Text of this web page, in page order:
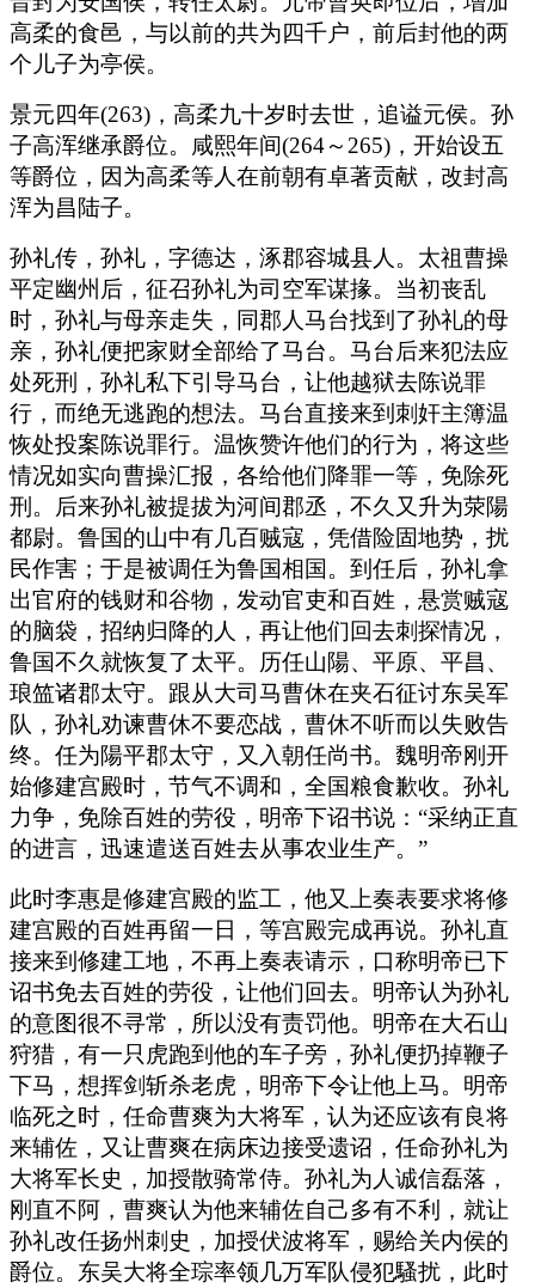
高柔的食邑，与以前的共为四千户，前后封他的两
个儿子为亭侯。
景元四年(263)，高柔九十岁时去世，追谥元侯。孙
子高浑继承爵位。咸熙年间(264～265)，开始设五
等爵位，因为高柔等人在前朝有卓著贡献，改封高
浑为昌陆子。
孙礼传，孙礼，字德达，涿郡容城县人。太祖曹操
平定幽州后，征召孙礼为司空军谋掾。当初丧乱
时，孙礼与母亲走失，同郡人马台找到了孙礼的母
亲，孙礼便把家财全部给了马台。马台后来犯法应
处死刑，孙礼私下引导马台，让他越狱去陈说罪
行，而绝无逃跑的想法。马台直接来到刺奸主簿温
恢处投案陈说罪行。温恢赞许他们的行为，将这些
情况如实向曹操汇报，各给他们降罪一等，免除死
刑。后来孙礼被提拔为河间郡丞，不久又升为荥陽
都尉。鲁国的山中有几百贼寇，凭借险固地势，扰
民作害；于是被调任为鲁国相国。到任后，孙礼拿
出官府的钱财和谷物，发动官吏和百姓，悬赏贼寇
的脑袋，招纳归降的人，再让他们回去刺探情况，
鲁国不久就恢复了太平。历任山陽、平原、平昌、
琅笽诸郡太守。跟从大司马曹休在夹石征讨东吴军
队，孙礼劝谏曹休不要恋战，曹休不听而以失败告
终。任为陽平郡太守，又入朝任尚书。魏明帝刚开
始修建宫殿时，节气不调和，全国粮食歉收。孙礼
力争，免除百姓的劳役，明帝下诏书说：“采纳正直
的进言，迅速遣送百姓去从事农业生产。”
此时李惠是修建宫殿的监工，他又上奏表要求将修
建宫殿的百姓再留一日，等宫殿完成再说。孙礼直
接来到修建工地，不再上奏表请示，口称明帝已下
诏书免去百姓的劳役，让他们回去。明帝认为孙礼
的意图很不寻常，所以没有责罚他。明帝在大石山
狩猎，有一只虎跑到他的车子旁，孙礼便扔掉鞭子
下马，想挥剑斩杀老虎，明帝下令让他上马。明帝
临死之时，任命曹爽为大将军，认为还应该有良将
来辅佐，又让曹爽在病床边接受遗诏，任命孙礼为
大将军长史，加授散骑常侍。孙礼为人诚信磊落，
刚直不阿，曹爽认为他来辅佐自己多有不利，就让
孙礼改任扬州刺史，加授伏波将军，赐给关内侯的
爵位。东吴大将全琮率领几万军队侵犯騷扰，此时